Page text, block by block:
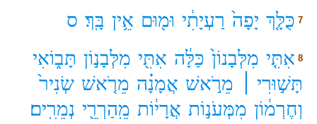
7 כֻּלָּ֤ךְ יָפָה֙ רַעְיָתִ֔י וּמ֖וּם אֵ֥ין בָּֽךְ׃ ס
8 אִתִּ֤י מִלְּבָנוֹן֙ כַּלָּ֔ה אִתִּ֖י מִלְּבָנ֣וֹן תָּב֑וֹאִי
תָּשׁ֣וּרִי ׀
מֵרֹ֣אשׁ אֲמָנָ֗ה מֵרֹ֤אשׁ שְׂנִיר֙
וְחֶרְמ֔וֹן מִמְּעֹנ֣וֹת אֲרָי֔וֹת מֵֽהַרְרֵ֖י נְמֵרִֽים׃